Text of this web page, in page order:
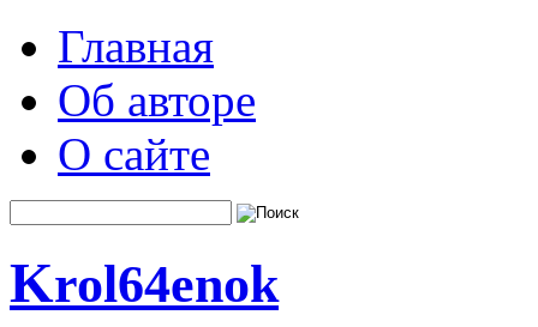
Главная
Об авторе
О сайте
Krol64enok